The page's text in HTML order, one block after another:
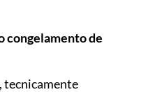
congelamento de
tecnicamente